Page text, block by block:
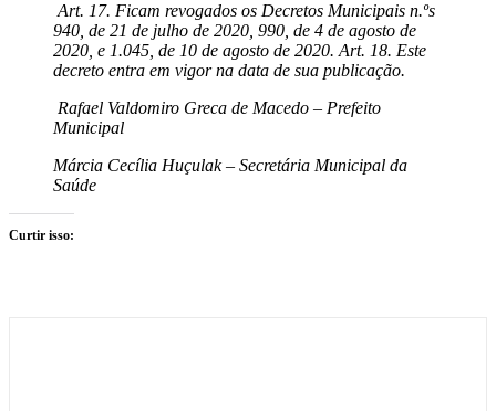
Art. 17. Ficam revogados os Decretos Municipais n.ºs
940, de 21 de julho de 2020, 990, de 4 de agosto de
2020, e 1.045, de 10 de agosto de 2020. Art. 18. Este
decreto entra em vigor na data de sua publicação.
Rafael Valdomiro Greca de Macedo – Prefeito
Municipal
Márcia Cecília Huçulak – Secretária Municipal da
Saúde
Curtir isso: